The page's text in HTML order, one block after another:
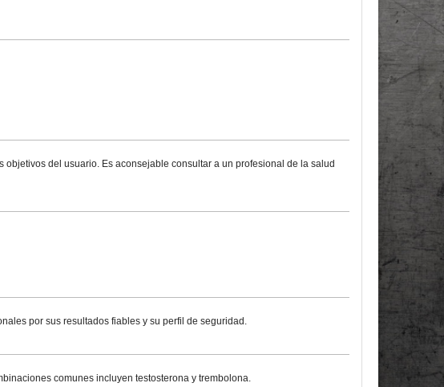
del usuario. Es aconsejable consultar a un profesional de la salud
por sus resultados fiables y su perfil de seguridad.
comunes incluyen testosterona y trembolona.